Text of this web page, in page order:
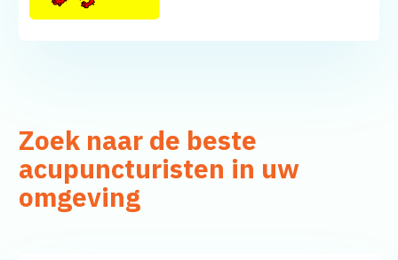
Zoek naar de beste
acupuncturisten in uw
omgeving